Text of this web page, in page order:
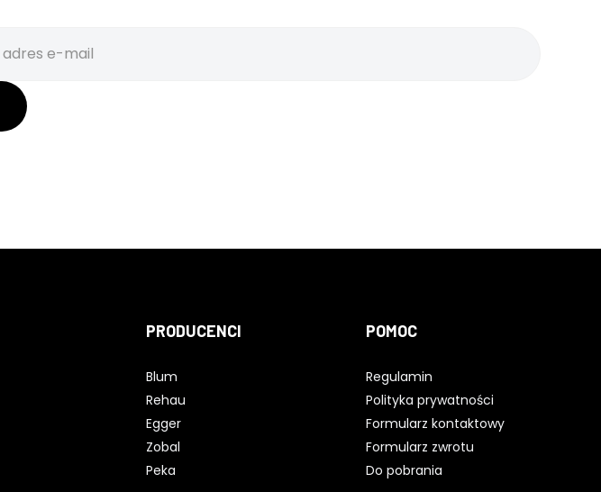
PRODUCENCI
Blum
Rehau
Egger
Zobal
Peka
POMOC
Regulamin
Polityka prywatności
Formularz kontaktowy
Formularz zwrotu
Do pobrania